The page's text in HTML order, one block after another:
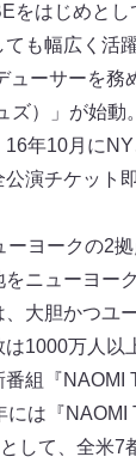
をはじめと
も幅広く活躍
ューサーを務
ズ）」が始動。
年10月に
演チケット
ーヨークの2
ニューヨー
大胆かつユ
1000万人以
組『NAOMI
には『NAOMI
して、全米7